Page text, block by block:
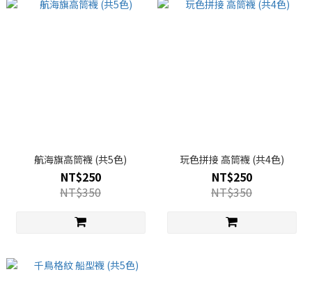
航海旗高筒襪 (共5色)
NT$250
NT$350
玩色拼接 高筒襪 (共4色)
NT$250
NT$350